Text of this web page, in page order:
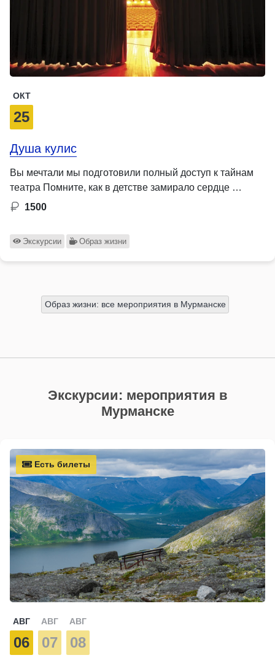
ОКТ
25
Душа кулис
Вы мечтали мы подготовили полный доступ к тайнам
театра Помните, как в детстве замирало сердце …
1500
Экскурсии Образ жизни
Образ жизни: все мероприятия в Мурманске
Экскурсии: мероприятия в
Мурманске
Есть билеты
АВГ
06
АВГ
07
АВГ
08